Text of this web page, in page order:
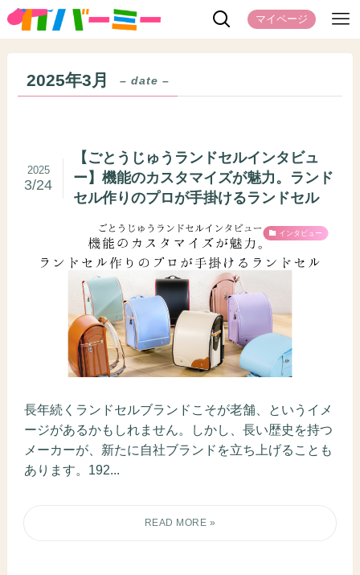
マイページ
2025年3月 – date –
【ごとうじゅうランドセルインタビュ
ー】機能のカスタマイズが魅力。ランド
セル作りのプロが手掛けるランドセル
2025
3/24
インタビュー
長年続くランドセルブランドこそが老舗、というイメ
ージがあるかもしれません。しかし、長い歴史を持つ
メーカーが、新たに自社ブランドを立ち上げることも
あります。192...